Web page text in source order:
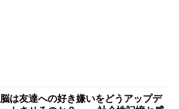
脳は友達への好き嫌いをどうアップデ